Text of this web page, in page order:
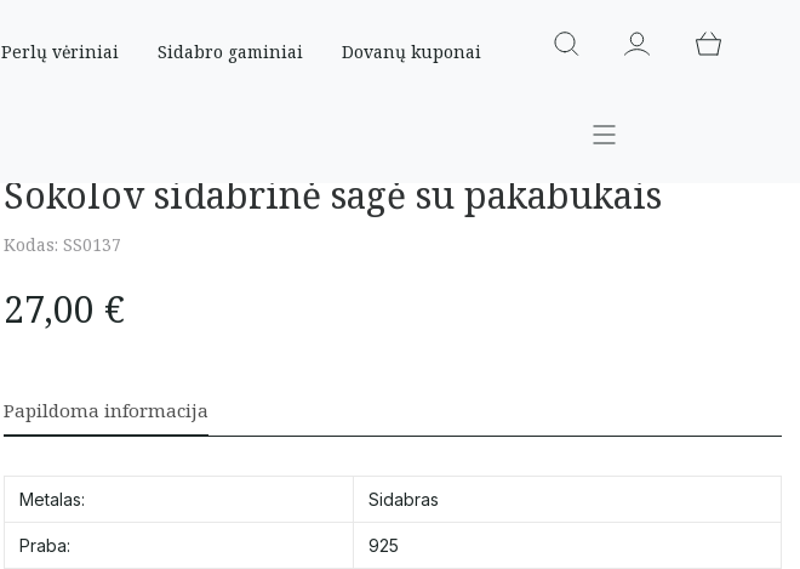
Perlų vėriniai Sidabro gaminiai Dovanų kuponai
Sokolov sidabrinė sagė su pakabukais
Kodas: SS0137
27,00 €
Papildoma informacija
Metalas: Sidabras
Praba: 925